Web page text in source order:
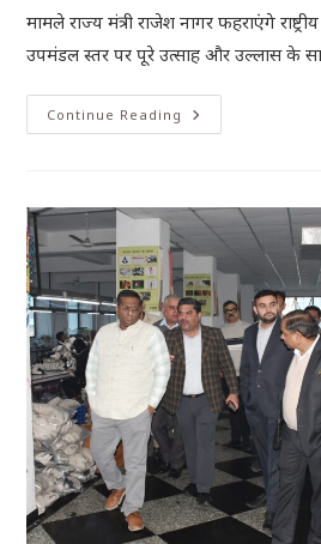
मामले राज्य मंत्री राजेश नागर फहराएंगे
उपमंडल स्तर पर पूरे उत्साह और उल्लास के
Continue Reading